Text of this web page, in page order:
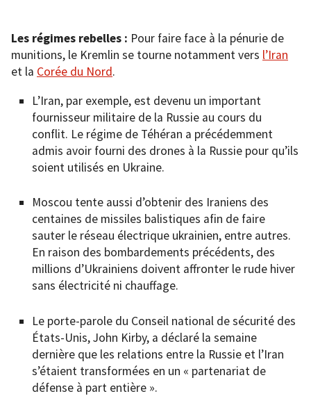
Les régimes rebelles : Pour faire face à la pénurie de
munitions, le Kremlin se tourne notamment vers l’Iran
et la Corée du Nord.
L’Iran, par exemple, est devenu un important
fournisseur militaire de la Russie au cours du
conflit. Le régime de Téhéran a précédemment
admis avoir fourni des drones à la Russie pour qu’ils
soient utilisés en Ukraine.
Moscou tente aussi d’obtenir des Iraniens des
centaines de missiles balistiques afin de faire
sauter le réseau électrique ukrainien, entre autres.
En raison des bombardements précédents, des
millions d’Ukrainiens doivent affronter le rude hiver
sans électricité ni chauffage.
Le porte-parole du Conseil national de sécurité des
États-Unis, John Kirby, a déclaré la semaine
dernière que les relations entre la Russie et l’Iran
s’étaient transformées en un « partenariat de
défense à part entière ».